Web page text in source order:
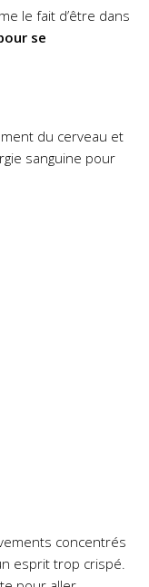
le fait d’être dans
se
du cerveau et
sanguine pour
concentrés
esprit trop crispé.